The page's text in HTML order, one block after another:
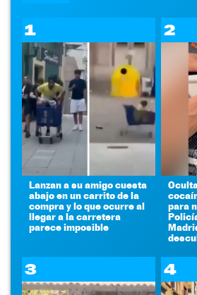
1
Lanzan a su amigo cuesta
abajo en un carrito de la
compra y lo que ocurre al
llegar a la carretera
parece imposible
2
para
3 4